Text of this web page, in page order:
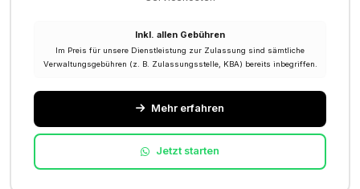
Inkl. allen Gebühren
Im Preis für unsere Dienstleistung zur Zulassung sind sämtliche
Verwaltungsgebühren (z. B. Zulassungsstelle, KBA) bereits inbegriffen.
Mehr erfahren
Jetzt starten